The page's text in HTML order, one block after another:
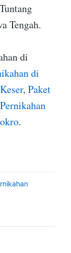
Tengah.
di
di
, Paket
.